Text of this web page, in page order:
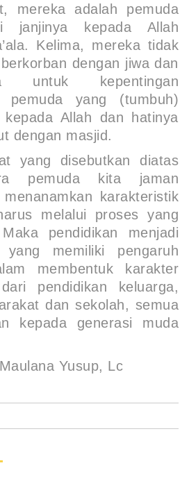
, mereka adalah pemuda
janjinya kepada Allah
Kelima, mereka tidak
dengan jiwa dan
untuk kepentingan
pemuda yang (tumbuh)
Allah dan hatinya
dengan masjid.
yang disebutkan diatas
pemuda kita jaman
karakteristik
melalui proses yang
pendidikan menjadi
memiliki pengaruh
membentuk karakter
pendidikan keluarga,
dan sekolah, semua
kepada generasi muda
Yusup, Lc